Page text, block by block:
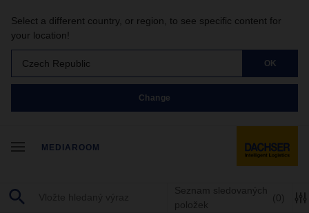
Select a different country, or region, to see specific content for
your location!
Czech Republic OK
Change
MEDIAROOM
Seznam sledovaných
položek
(0)